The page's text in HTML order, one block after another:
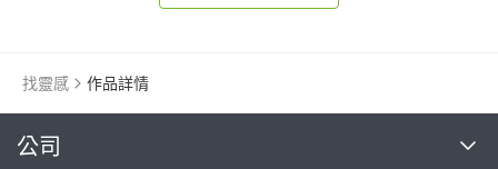
找靈感 作品詳情
公司繼續完成